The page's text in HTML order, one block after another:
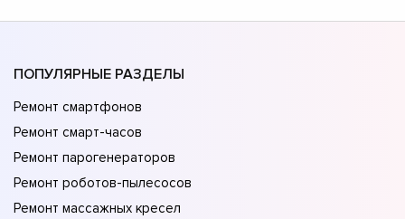
ПОПУЛЯРНЫЕ РАЗДЕЛЫ
Ремонт смартфонов
Ремонт смарт-часов
Ремонт парогенераторов
Ремонт роботов-пылесосов
Ремонт массажных кресел